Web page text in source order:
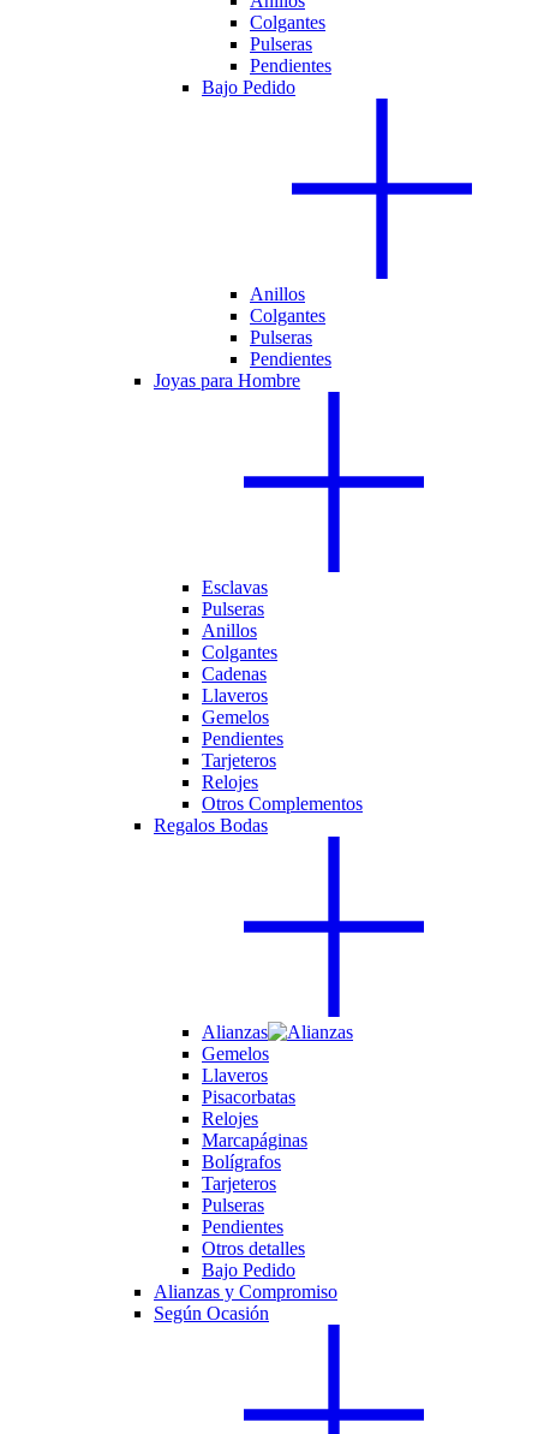
Colgantes
Pulseras
Pendientes
Bajo Pedido
Anillos
Colgantes
Pulseras
Pendientes
Joyas para Hombre
Esclavas
Pulseras
Anillos
Colgantes
Cadenas
Llaveros
Gemelos
Pendientes
Tarjeteros
Relojes
Otros Complementos
Regalos Bodas
Alianzas
Gemelos
Llaveros
Pisacorbatas
Relojes
Marcapáginas
Bolígrafos
Tarjeteros
Pulseras
Pendientes
Otros detalles
Bajo Pedido
Alianzas y Compromiso
Según Ocasión